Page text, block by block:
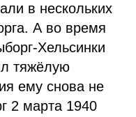
в нескольких
А во время
Хельсинки
тяжёлую
ему снова не
2 марта 1940